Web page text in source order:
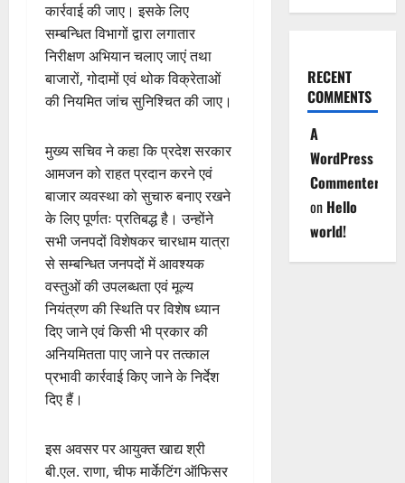
कार्रवाई की जाए। इसके लिए
सम्बन्धित विभागों द्वारा लगातार
निरीक्षण अभियान चलाए जाएं तथा
बाजारों, गोदामों एवं थोक विक्रेताओं
की नियमित जांच सुनिश्चित की जाए।
मुख्य सचिव ने कहा कि प्रदेश सरकार
आमजन को राहत प्रदान करने एवं
बाजार व्यवस्था को सुचारु बनाए रखने
के लिए पूर्णतः प्रतिबद्ध है। उन्होंने
सभी जनपदों विशेषकर चारधाम यात्रा
से सम्बन्धित जनपदों में आवश्यक
वस्तुओं की उपलब्धता एवं मूल्य
नियंत्रण की स्थिति पर विशेष ध्यान
दिए जाने एवं किसी भी प्रकार की
अनियमितता पाए जाने पर तत्काल
प्रभावी कार्रवाई किए जाने के निर्देश
दिए हैं।
इस अवसर पर आयुक्त खाद्य श्री
बी.एल. राणा, चीफ मार्केटिंग ऑफिसर
RECENT
COMMENTS
A
WordPress
Commenter
on Hello
world!